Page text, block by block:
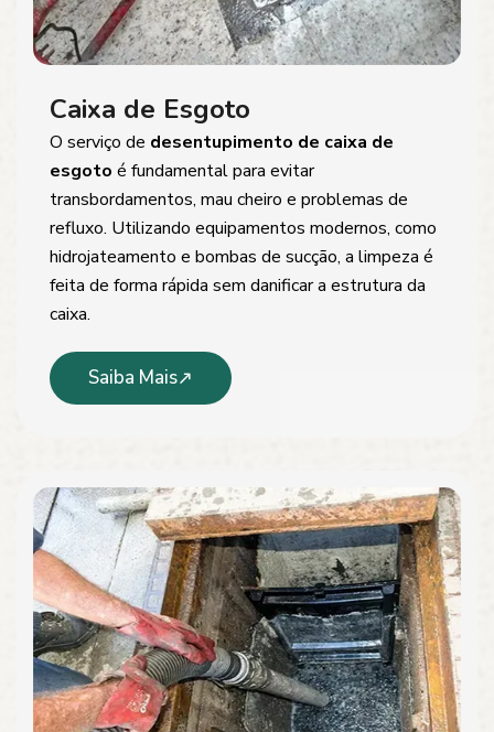
Caixa de Esgoto
O serviço de desentupimento de caixa de
esgoto é fundamental para evitar
transbordamentos, mau cheiro e problemas de
refluxo. Utilizando equipamentos modernos, como
hidrojateamento e bombas de sucção, a limpeza é
feita de forma rápida sem danificar a estrutura da
caixa.
Saiba Mais